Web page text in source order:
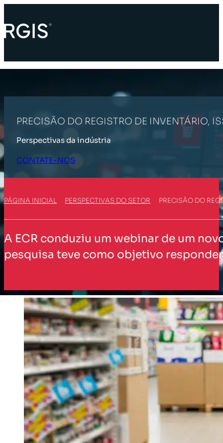
PRECISÃO DO REGISTRO DE INVENTÁRIO,
Perspectivas da indústria
CONTATE-NOS
PÁGINA INICIAL PERSPECTIVAS DO SETOR PRECISÃO DO
A ECR conduziu um webinar de um
pesquisa teve como objetivo